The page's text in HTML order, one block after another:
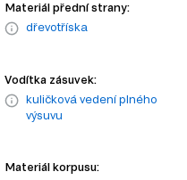
Materiál přední strany:
dřevotříska
Vodítka zásuvek:
kuličková vedení plného
výsuvu
Materiál korpusu: